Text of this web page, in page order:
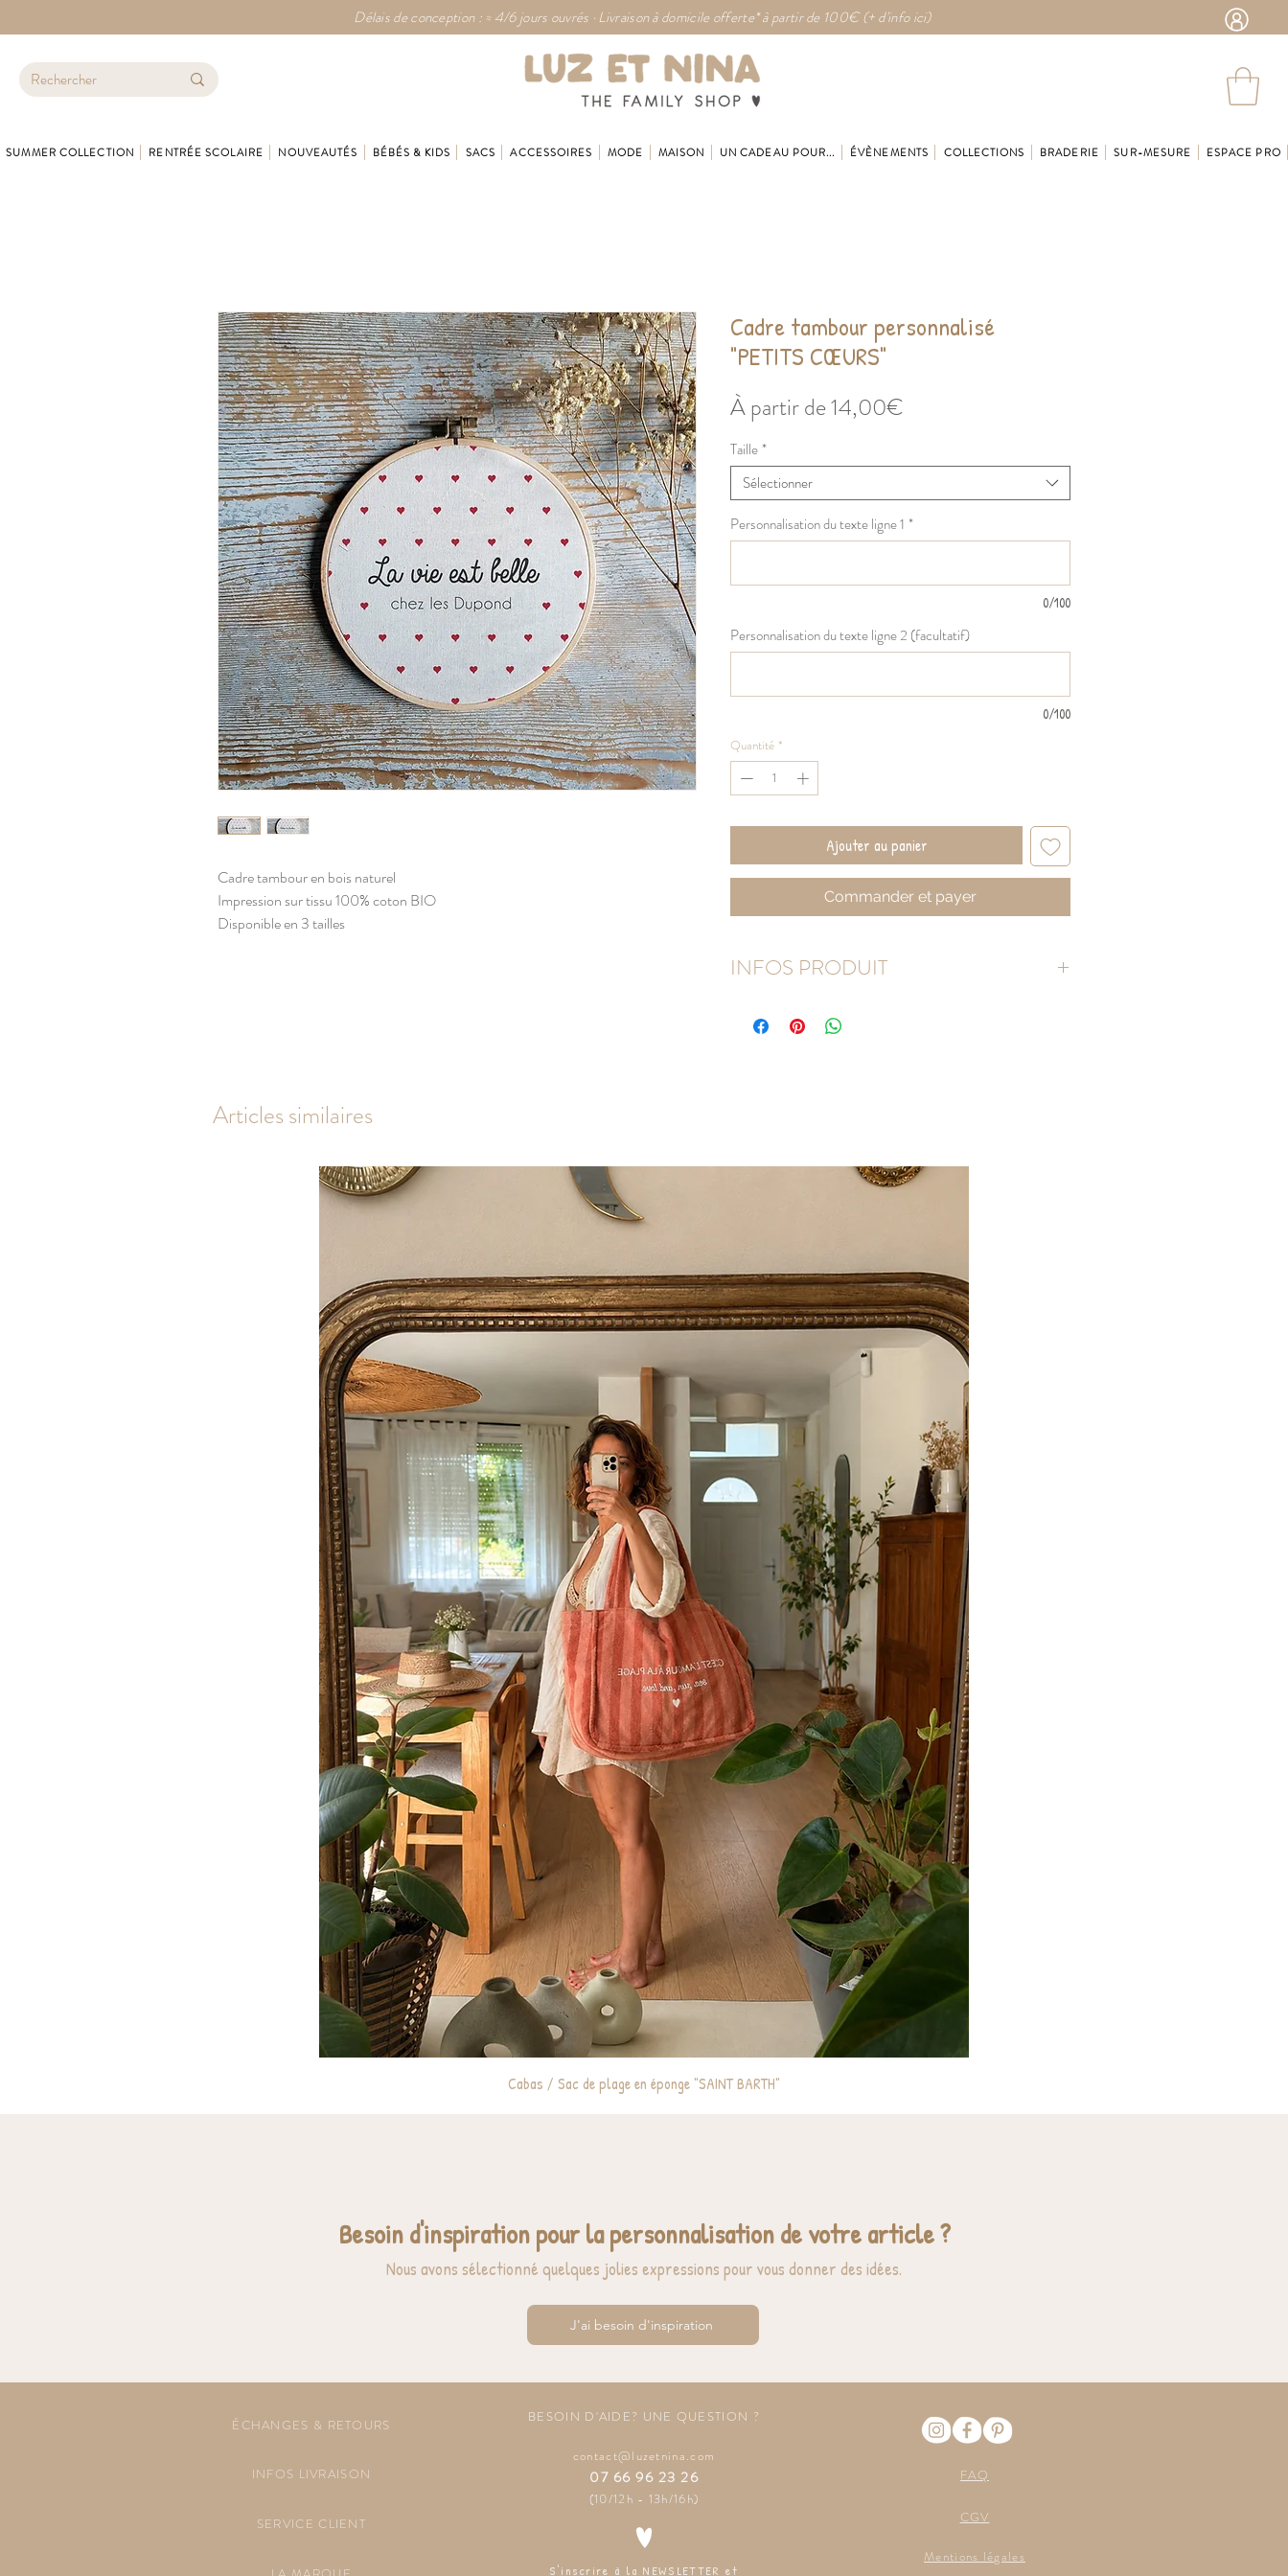
Délais de conception : ≈ 4/6 jours ouvrés · Livraison à domicile offerte* à partir de 100€ (+ d'info ici)
SUMMER COLLECTION RENTRÉE SCOLAIRE NOUVEAUTÉS BÉBÉS & KIDS SACS ACCESSOIRES MODE MAISON UN CADEAU POUR... ÉVÈNEMENTS COLLECTIONS BRADERIE SUR-MESURE ESPACE PRO
Cadre tambour en bois naturel
Impression sur tissu 100% coton BIO
Disponible en 3 tailles
Cadre tambour personnalisé
"PETITS CŒURS"
À partir de14,00€
Taille*
Sélectionner
Personnalisation du texte ligne 1 *
0/100
Personnalisation du texte ligne 2 (facultatif)
0/100
Quantité *
Ajouter au panier
Commander et payer
INFOS PRODUIT
Tambour en bois
NATUREL
Articles similaires
Cabas / Sac de plage en éponge "SAINT BARTH"
Besoin d'inspiration pour la personnalisation de votre article ?
Nous avons sélectionné quelques jolies expressions pour vous donner des idées.
J'ai besoin d'inspiration
ÉCHANGES & RETOURS
INFOS LIVRAISON
SERVICE CLIENT
BESOIN D'AIDE? UNE QUESTION ?
contact@luzetnina.com
07 66 96 23 26
(10/12h - 13h/16h)
S'inscrire à la NEWSLETTER et
FAQ
CGV
Mentions légales